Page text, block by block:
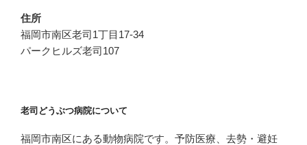
住所
福岡市南区老司1丁目17-34
パークヒルズ老司107
老司どうぶつ病院について
福岡市南区にある動物病院です。予防医療、去勢・避妊